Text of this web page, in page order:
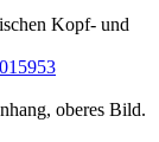
Kopf- und
oberes Bild.